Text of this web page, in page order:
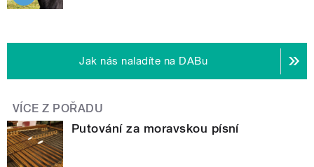
Jak nás naladíte na DABu
VÍCE Z POŘADU
Putování za moravskou písní